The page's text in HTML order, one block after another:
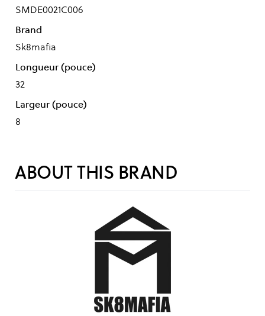
SMDE0021C006
Brand
Sk8mafia
Longueur (pouce)
32
Largeur (pouce)
8
ABOUT THIS BRAND